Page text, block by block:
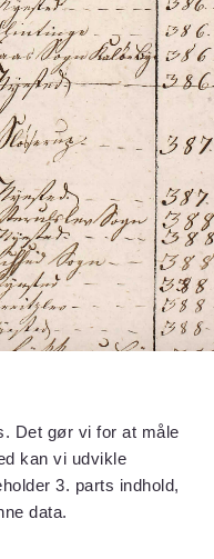
Det gør vi for at måle
kan vi udvikle
3. parts indhold,
data.